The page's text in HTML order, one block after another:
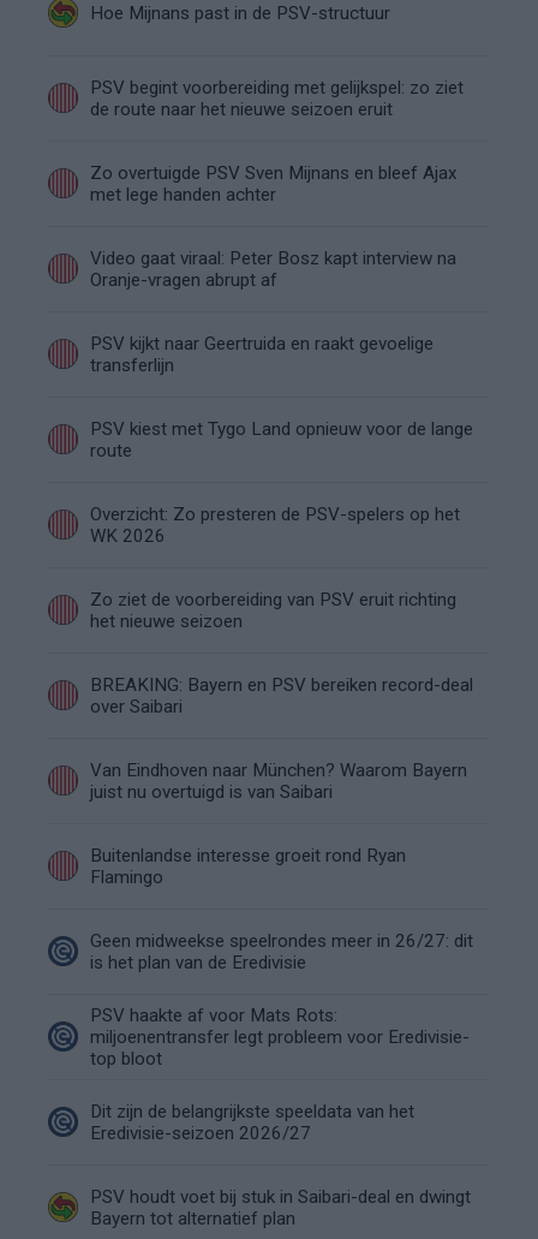
Hoe Mijnans past in de PSV-structuur
PSV begint voorbereiding met gelijkspel: zo ziet
de route naar het nieuwe seizoen eruit
Zo overtuigde PSV Sven Mijnans en bleef Ajax
met lege handen achter
Video gaat viraal: Peter Bosz kapt interview na
Oranje-vragen abrupt af
PSV kijkt naar Geertruida en raakt gevoelige
transferlijn
PSV kiest met Tygo Land opnieuw voor de lange
route
Overzicht: Zo presteren de PSV-spelers op het
WK 2026
Zo ziet de voorbereiding van PSV eruit richting
het nieuwe seizoen
BREAKING: Bayern en PSV bereiken record-deal
over Saibari
Van Eindhoven naar München? Waarom Bayern
juist nu overtuigd is van Saibari
Buitenlandse interesse groeit rond Ryan
Flamingo
Geen midweekse speelrondes meer in 26/27: dit
is het plan van de Eredivisie
PSV haakte af voor Mats Rots:
miljoenentransfer legt probleem voor Eredivisie-
top bloot
Dit zijn de belangrijkste speeldata van het
Eredivisie-seizoen 2026/27
PSV houdt voet bij stuk in Saibari-deal en dwingt
Bayern tot alternatief plan